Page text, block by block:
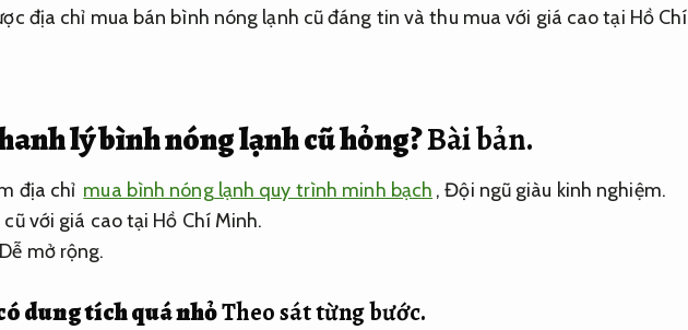
địa chỉ mua bán bình nóng lạnh cũ đáng tin và thu mua với giá cao tại Hồ Chí
lý bình nóng lạnh cũ hỏng?Bài bản.
địa chỉ mua bình nóng lạnh quy trình minh bạch ,Đội ngũ giàu kinh nghiệm.
với giá cao tại Hồ Chí Minh.
Dễ mở rộng.
dung tích quá nhỏTheo sát từng bước.